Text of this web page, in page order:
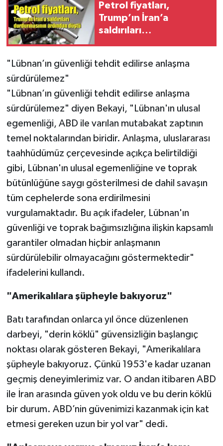
Petrol fiyatları,
Trump’ın İran’a
saldırıları
"Lübnan’ın güvenliği tehdit edilirse anlaşma
sürdürülemez"
"Lübnan’ın güvenliği tehdit edilirse anlaşma
sürdürülemez" diyen Bekayi, "Lübnan'ın ulusal
egemenliği, ABD ile varılan mutabakat zaptının
temel noktalarından biridir. Anlaşma, uluslararası
taahhüdümüz çerçevesinde açıkça belirtildiği
gibi, Lübnan'ın ulusal egemenliğine ve toprak
bütünlüğüne saygı gösterilmesi de dahil savaşın
tüm cephelerde sona erdirilmesini
vurgulamaktadır. Bu açık ifadeler, Lübnan'ın
güvenliği ve toprak bağımsızlığına ilişkin kapsamlı
garantiler olmadan hiçbir anlaşmanın
sürdürülebilir olmayacağını göstermektedir"
ifadelerini kullandı.
"Amerikalılara şüpheyle bakıyoruz"
Batı tarafından onlarca yıl önce düzenlenen
darbeyi, "derin köklü" güvensizliğin başlangıç
noktası olarak gösteren Bekayi, "Amerikalılara
şüpheyle bakıyoruz. Çünkü 1953'e kadar uzanan
geçmiş deneyimlerimiz var. O andan itibaren ABD
ile İran arasında güven yok oldu ve bu derin köklü
bir durum. ABD’nin güvenimizi kazanmak için kat
etmesi gereken uzun bir yol var" dedi.